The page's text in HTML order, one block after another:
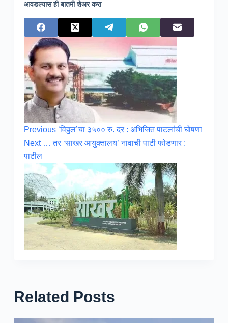
आवडल्यास ही बातमी शेअर करा
Previous ‘विठ्ठल’चा ३५०० रु. दर : अभिजित पाटलांची घोषणा
Next … तर ‘साखर आयुक्तालय’ नावाची पाटी फोडणार :
पाटील
Related Posts